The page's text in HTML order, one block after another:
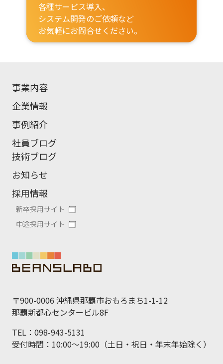
各種サービス導入、
システム開発のご依頼など
お気軽にお問合せください。
事業内容
企業情報
事例紹介
社員ブログ
技術ブログ
お知らせ
採用情報
新卒採用サイト
中途採用サイト
〒900-0006 沖縄県那覇市おもろまち1-1-12
那覇新都心センタービル8F
TEL：098-943-5131
受付時間：10:00～19:00（土日・祝日・年末年始除く）